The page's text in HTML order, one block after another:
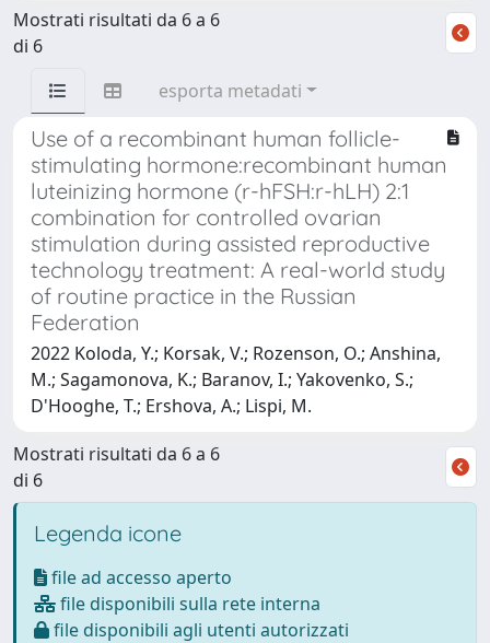
Mostrati risultati da 6 a 6
di 6
esporta metadati
Use of a recombinant human follicle-
stimulating hormone:recombinant human
luteinizing hormone (r-hFSH:r-hLH) 2:1
combination for controlled ovarian
stimulation during assisted reproductive
technology treatment: A real-world study
of routine practice in the Russian
Federation
2022 Koloda, Y.; Korsak, V.; Rozenson, O.; Anshina,
M.; Sagamonova, K.; Baranov, I.; Yakovenko, S.;
D'Hooghe, T.; Ershova, A.; Lispi, M.
Mostrati risultati da 6 a 6
di 6
Legenda icone
file ad accesso aperto
file disponibili sulla rete interna
file disponibili agli utenti autorizzati